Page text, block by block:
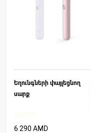
Եղունգների փայլեցնող
սարք
6 290 AMD